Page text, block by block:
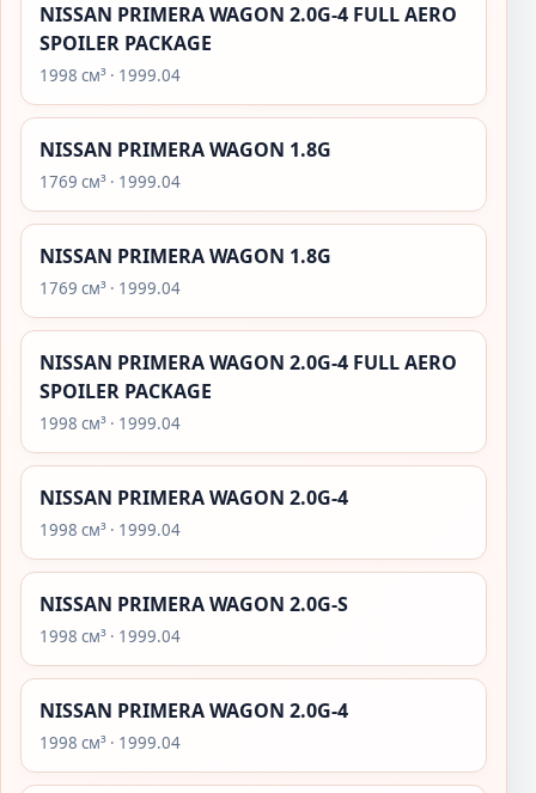
NISSAN PRIMERA WAGON 2.0G-4 FULL AERO
SPOILER PACKAGE
1998 см³ · 1999.04
NISSAN PRIMERA WAGON 1.8G
1769 см³ · 1999.04
NISSAN PRIMERA WAGON 1.8G
1769 см³ · 1999.04
NISSAN PRIMERA WAGON 2.0G-4 FULL AERO
SPOILER PACKAGE
1998 см³ · 1999.04
NISSAN PRIMERA WAGON 2.0G-4
1998 см³ · 1999.04
NISSAN PRIMERA WAGON 2.0G-S
1998 см³ · 1999.04
NISSAN PRIMERA WAGON 2.0G-4
1998 см³ · 1999.04